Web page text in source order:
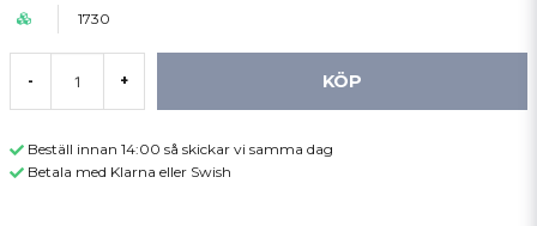
1730
- + KÖP
Beställ innan 14:00 så skickar vi samma dag
Betala med Klarna eller Swish